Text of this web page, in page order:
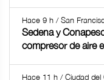
Hace 9 h / San
Sedena y
compresor de aire
Hace 11 h / Ciudad